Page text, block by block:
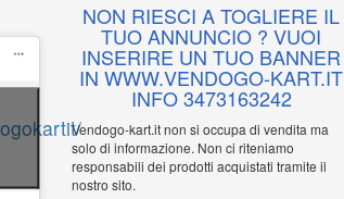
NON RIESCI A TOGLIERE IL
TUO ANNUNCIO ? VUOI
INSERIRE UN TUO BANNER
IN WWW.VENDOGO-KART.IT
INFO 3473163242
Vendogo-kart.it non si occupa di vendita ma
solo di informazione. Non ci riteniamo
responsabili dei prodotti acquistati tramite il
nostro sito.